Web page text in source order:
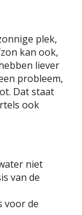
plek,
kan ook,
liever
probleem,
Dat staat
ook
niet
van de
voor de